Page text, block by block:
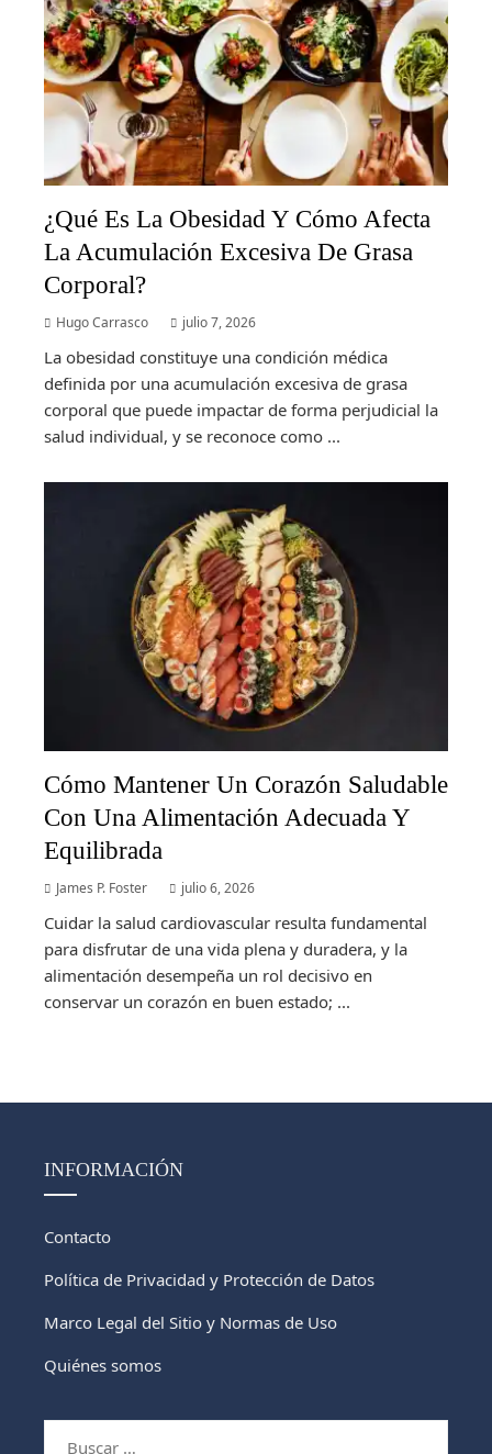
¿Qué Es La Obesidad Y Cómo Afecta
La Acumulación Excesiva De Grasa
Corporal?
Hugo Carrasco julio 7, 2026
La obesidad constituye una condición médica
definida por una acumulación excesiva de grasa
corporal que puede impactar de forma perjudicial la
salud individual, y se reconoce como ...
Cómo Mantener Un Corazón Saludable
Con Una Alimentación Adecuada Y
Equilibrada
James P. Foster julio 6, 2026
Cuidar la salud cardiovascular resulta fundamental
para disfrutar de una vida plena y duradera, y la
alimentación desempeña un rol decisivo en
conservar un corazón en buen estado; ...
INFORMACIÓN
Contacto
Política de Privacidad y Protección de Datos
Marco Legal del Sitio y Normas de Uso
Quiénes somos